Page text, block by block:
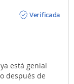
Verificada
está genial
después de